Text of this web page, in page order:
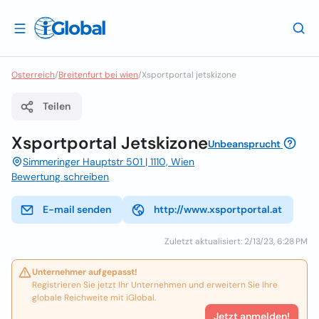
Osterreich/Breitenfurt bei wien/Xsportportal jetskizone
Teilen
Xsportportal JetskizoneUnbeansprucht
Simmeringer Hauptstr 501 | 1110, Wien
Bewertung schreiben
E-mail senden http://www.xsportportal.at
Zuletzt aktualisiert: 2/13/23, 6:28 PM
Unternehmer aufgepasst!
Registrieren Sie jetzt Ihr Unternehmen und erweitern Sie Ihre
globale Reichweite mit iGlobal.
Jetzt anmelden!